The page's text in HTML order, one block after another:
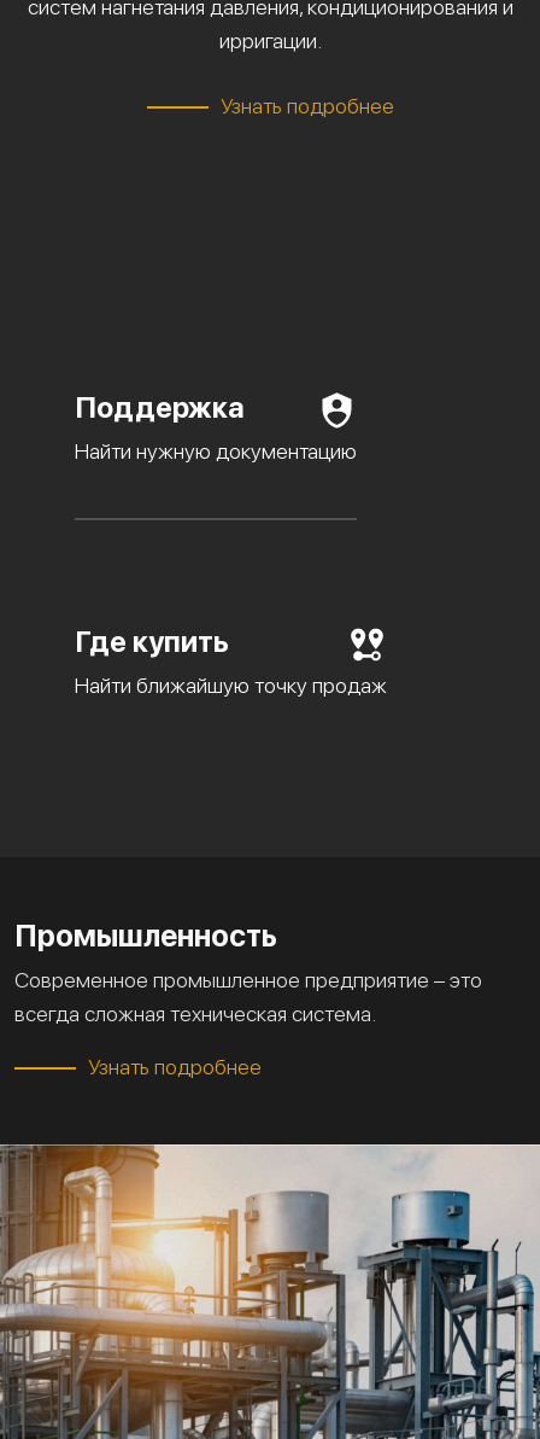
систем нагнетания давления, кондиционирования и
ирригации.
Узнать подробнее
Поддержка
Найти нужную документацию
Где купить
Найти ближайшую точку продаж
Промышленность
Современное промышленное предприятие – это
всегда сложная техническая система.
Узнать подробнее